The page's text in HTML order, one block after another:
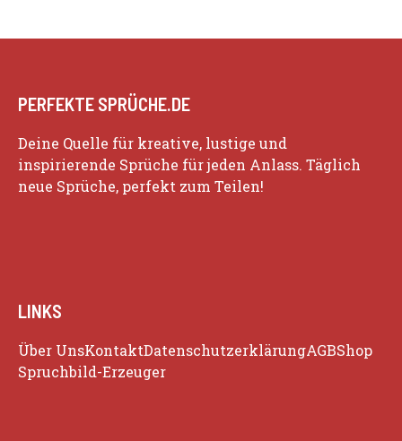
PERFEKTE SPRÜCHE.DE
Deine Quelle für kreative, lustige und
inspirierende Sprüche für jeden Anlass. Täglich
neue Sprüche, perfekt zum Teilen!
LINKS
Über UnsKontaktDatenschutzerklärungAGBShop
Spruchbild-Erzeuger